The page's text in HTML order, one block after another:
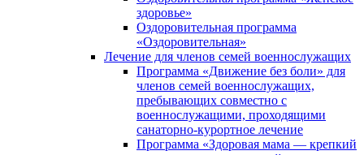
здоровье»
Оздоровительная программа
«Оздоровительная»
Лечение для членов семей военнослужащих
Программа «Движение без боли» для
членов семей военнослужащих,
пребывающих совместно с
военнослужащими, проходящими
санаторно-курортное лечение
Программа «Здоровая мама — крепкий